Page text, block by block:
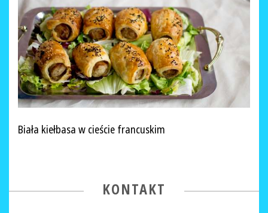
Biała kiełbasa w cieście francuskim
KONTAKT